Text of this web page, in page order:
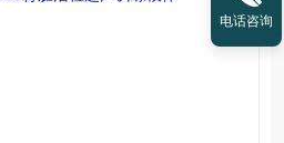
电话咨询